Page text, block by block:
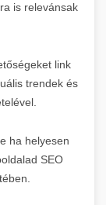
is relevánsak
link
trendek és
ha helyesen
SEO